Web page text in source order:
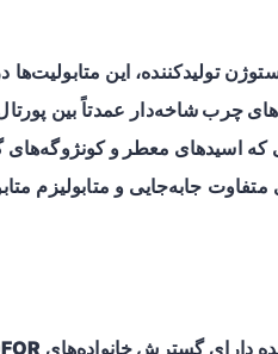
تولیدکننده، این متابولیت‌ها
چرب شاخه‌دار عمدتاً بین
کهاسیدهای معطر و کونژوگه‌های
جابه‌جایی و متابولیزم
دارایگسترش خانواده‌های OFOR